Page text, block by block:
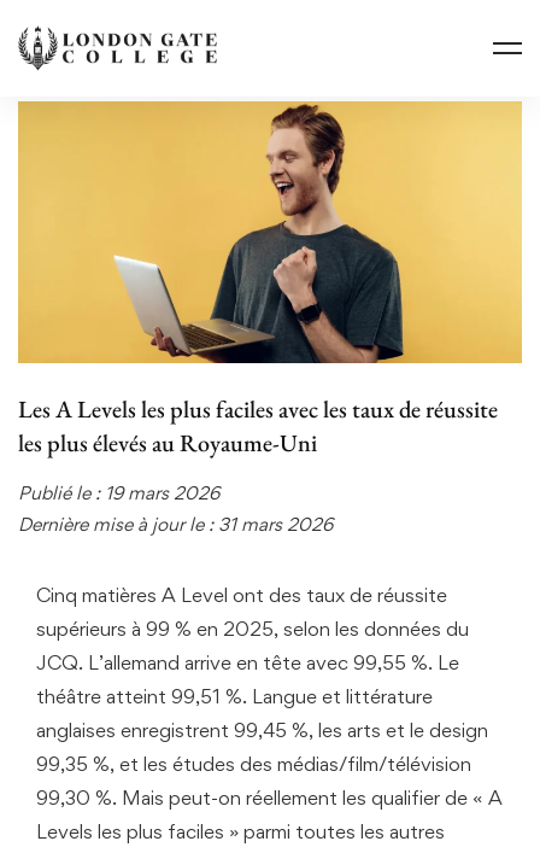
Les A Levels les plus faciles avec les taux de réussite
les plus élevés au Royaume-Uni
Publié le : 19 mars 2026
Dernière mise à jour le : 31 mars 2026
Cinq matières A Level ont des taux de réussite
supérieurs à 99 % en 2025, selon les données du
JCQ. L’allemand arrive en tête avec 99,55 %. Le
théâtre atteint 99,51 %. Langue et littérature
anglaises enregistrent 99,45 %, les arts et le design
99,35 %, et les études des médias/film/télévision
99,30 %. Mais peut-on réellement les qualifier de « A
Levels les plus faciles » parmi toutes les autres